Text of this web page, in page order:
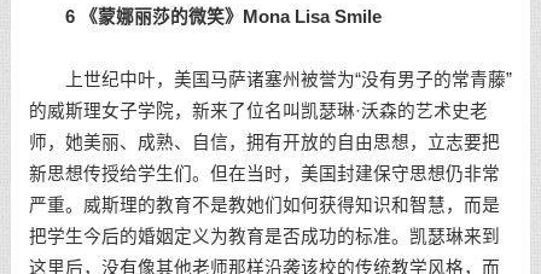
6 《蒙娜丽莎的微笑》Mona Lisa Smile
上世纪中叶，美国马萨诸塞州被誉为“没有男子的常青藤”
的威斯理女子学院，新来了位名叫凯瑟琳·沃森的艺术史老
师，她美丽、成熟、自信，拥有开放的自由思想，立志要把
新思想传授给学生们。但在当时，美国封建保守思想仍非常
严重。威斯理的教育不是教她们如何获得知识和智慧，而是
把学生今后的婚姻定义为教育是否成功的标准。凯瑟琳来到
这里后，没有像其他老师那样沿袭该校的传统教学风格，而